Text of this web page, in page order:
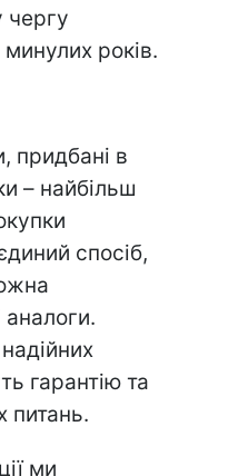
чергу
років.
придбані в
– найбільш
спосіб,
аналоги.
гарантію та
питань.
ми